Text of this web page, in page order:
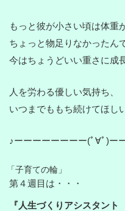
もっと彼が小さい頃は体重
ちょっと物足りなかったん
今はちょうどいい重さに成
人を労わる優しい気持ち、
いつまでももち続けてほし
♪ーーーーーーーー(ﾟ∀ﾟ)ー
「子育ての輪」
第４週目は・・・
『人生づくりアシスタン